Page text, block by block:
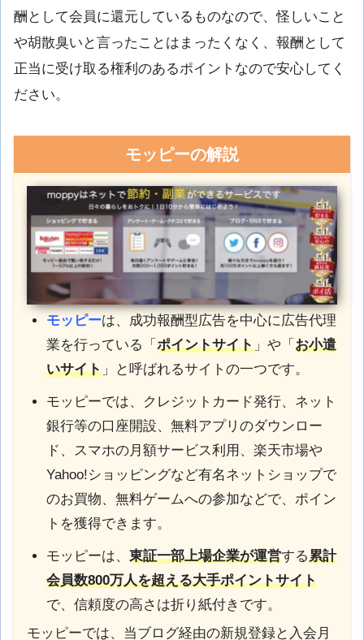
酬として会員に還元しているものなので、怪しいこと
や胡散臭いと言ったことはまったくなく、報酬として
正当に受け取る権利のあるポイントなので安心してく
ださい。
モッピーの解説
モッピーは、成功報酬型広告を中心に広告代理
業を行っている「 ポイントサイト」や「 お小遣
いサイト」と呼ばれるサイトの一つです。
モッピーでは、クレジットカード発行、ネット
銀行等の口座開設、無料アプリのダウンロー
ド、スマホの月額サービス利用、楽天市場や
Yahoo!ショッピングなど有名ネットショップで
のお買物、無料ゲームへの参加などで、ポイン
トを獲得できます。
モッピーは、 東証一部上場企業が運営する累計
会員数800万人を超える大手ポイントサイト
で、信頼度の高さは折り紙付きです。
モッピーでは、当ブログ経由の新規登録と入会月